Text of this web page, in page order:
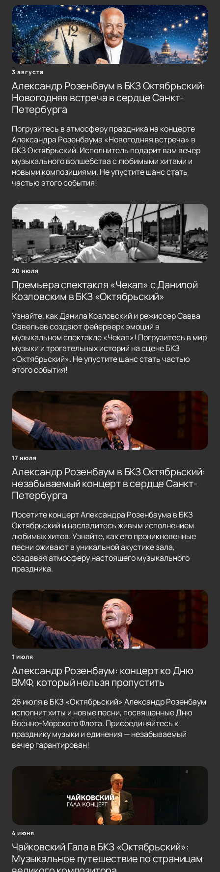
3 августа
Александр Розенбаум в БКЗ Октябрьский:
Новогодняя встреча в сердце Санкт-
Петербурга
Погрузитесь в атмосферу праздника на концерте
Александра Розенбаума «Новогодняя встреча» в
БКЗ Октябрьский. Исполнитель подарит вам вечер
музыкального волшебства с любимыми хитами и
новыми композициями. Не упустите шанс стать
частью этого события!
20 июля
Премьера спектакля «Чекап» с Данилой
Козловским в БКЗ «Октябрьский»
Узнайте, как Данила Козловский и режиссер Савва
Савельев создают фейерверк эмоций в
музыкальном спектакле «Чекап»! Погрузитесь в мир
музыки и трогательных историй на сцене БКЗ
«Октябрьский». Не упустите шанс стать частью
этого события!
17 июля
Александр Розенбаум в БКЗ Октябрьский:
незабываемый концерт в сердце Санкт-
Петербурга
Посетите концерт Александра Розенбаума в БКЗ
Октябрьский и насладитесь живым исполнением
любимых хитов. Узнайте, как его проникновенные
песни оживают в уникальной акустике зала,
создавая атмосферу настоящего музыкального
праздника.
1 июля
Александр Розенбаум: концерт ко Дню
ВМФ, который нельзя пропустить
26 июля в БКЗ «Октябрьский» Александр Розенбаум
исполнит хиты и новые песни, посвященные Дню
Военно-Морского Флота. Присоединяйтесь к
празднику музыки и единения — незабываемый
вечер гарантирован!
4 июня
Чайковский Гала в БКЗ «Октябрьский»:
Музыкальное путешествие по страницам